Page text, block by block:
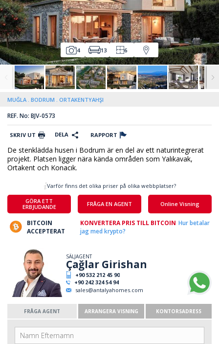
4 13 6
MUĞLA BODRUM ORTAKENTYAHŞI
REF. No: BJV-0573
SKRIV UT DELA RAPPORT
De stenklädda husen i Bodrum är en del av ett naturintegrerat
projekt. Platsen ligger nära kända områden som Yalıkavak,
Ortakent och Konacık.
GÖRA ETT
ERBJUDANDE
FRÅGA EN AGENT Online Visning
Varför finns det olika priser på olika webbplatser?
BITCOIN
ACCEPTERAT
KONVERTERA PRIS TILL BITCOIN Hur betalar
jag med krypto?
SÄLJAGENT
Çağlar Girishan
+90 532 212 45 90
+90 242 324 54 94
sales@antalyahomes.com
FRÅGA AGENT ARRANGERA VISNING KONTORSADRESS